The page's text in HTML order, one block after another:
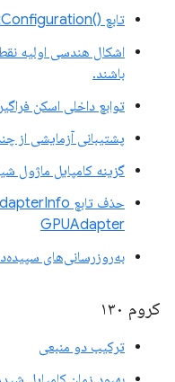
تابع ()GPUCanvasContext getConfiguration
اشکال هندسی اولیه
باشند.
توابع داخلی اسکن
پشتیبانی آزمایشی از
گزینه کامپایل ماژول
GPUAdapter
به‌روزرسانی‌های
کروم ۱۳۰
ترکیب دو منبعی